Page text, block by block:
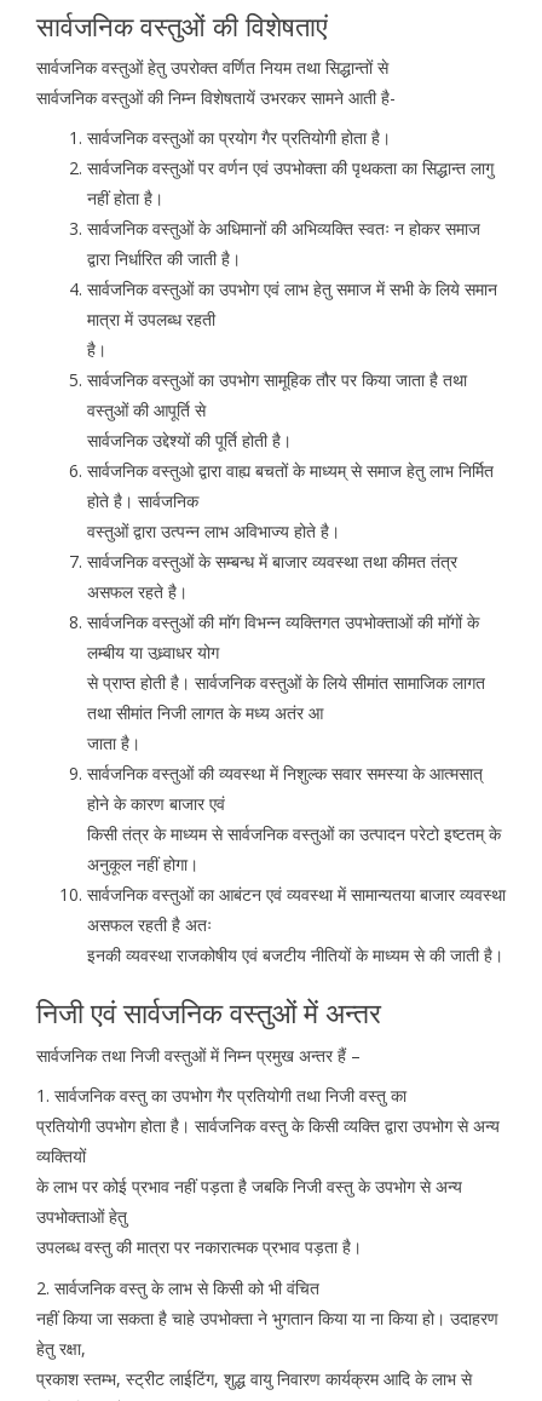
सार्वजनिक वस्तुओं की विशेषताएं
सार्वजनिक वस्तुओं हेतु उपरोक्त वर्णित नियम तथा सिद्धान्तों से
सार्वजनिक वस्तुओं की निम्न विशेषतायें उभरकर सामने आती है-
सार्वजनिक वस्तुओं का प्रयोग गैर प्रतियोगी होता है।
सार्वजनिक वस्तुओं पर वर्णन एवं उपभोक्ता की पृथकता का सिद्धान्त लागु
नहीं होता है।
सार्वजनिक वस्तुओं के अधिमानों की अभिव्यक्ति स्वतः न होकर समाज
द्वारा निर्धारित की जाती है।
सार्वजनिक वस्तुओं का उपभोग एवं लाभ हेतु समाज में सभी के लिये समान
मात्रा में उपलब्ध रहती
है।
सार्वजनिक वस्तुओं का उपभोग सामूहिक तौर पर किया जाता है तथा
वस्तुओं की आपूर्ति से
सार्वजनिक उद्देश्यों की पूर्ति होती है।
सार्वजनिक वस्तुओ द्वारा वाह्य बचतों के माध्यम् से समाज हेतु लाभ निर्मित
होते है। सार्वजनिक
वस्तुओं द्वारा उत्पन्न लाभ अविभाज्य होते है।
सार्वजनिक वस्तुओं के सम्बन्ध में बाजार व्यवस्था तथा कीमत तंत्र
असफल रहते है।
सार्वजनिक वस्तुओं की माॅग विभन्न व्यक्तिगत उपभोक्ताओं की माॅगों के
लम्बीय या उध्र्वाधर योग
से प्राप्त होती है। सार्वजनिक वस्तुओं के लिये सीमांत सामाजिक लागत
तथा सीमांत निजी लागत के मध्य अतंर आ
जाता है।
सार्वजनिक वस्तुओं की व्यवस्था में निशुल्क सवार समस्या के आत्मसात्
होने के कारण बाजार एवं
किसी तंत्र के माध्यम से सार्वजनिक वस्तुओं का उत्पादन परेटो इष्टतम् के
अनुकूल नहीं होगा।
सार्वजनिक वस्तुओं का आबंटन एवं व्यवस्था में सामान्यतया बाजार व्यवस्था
असफल रहती है अतः
इनकी व्यवस्था राजकोषीय एवं बजटीय नीतियों के माध्यम से की जाती है।
निजी एवं सार्वजनिक वस्तुओं में अन्तर
सार्वजनिक तथा निजी वस्तुओं में निम्न प्रमुख अन्तर हैं –
1. सार्वजनिक वस्तु का उपभोग गैर प्रतियोगी तथा निजी वस्तु का
प्रतियोगी उपभोग होता है। सार्वजनिक वस्तु के किसी व्यक्ति द्वारा उपभोग से अन्य
व्यक्तियों
के लाभ पर कोई प्रभाव नहीं पड़ता है जबकि निजी वस्तु के उपभोग से अन्य
उपभोक्ताओं हेतु
उपलब्ध वस्तु की मात्रा पर नकारात्मक प्रभाव पड़ता है।
2. सार्वजनिक वस्तु के लाभ से किसी को भी वंचित
नहीं किया जा सकता है चाहे उपभोक्ता ने भुगतान किया या ना किया हो। उदाहरण
हेतु रक्षा,
प्रकाश स्तम्भ, स्ट्रीट लाईटिंग, शुद्ध वायु निवारण कार्यक्रम आदि के लाभ से